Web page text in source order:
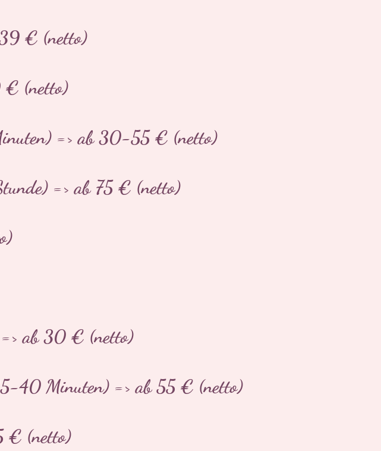
€ (netto)
€ (netto)
=> ab 30-55 € (netto)
=> ab 75 € (netto)
ab 30 € (netto)
40 Minuten) => ab 55 € (netto)
€ (netto)